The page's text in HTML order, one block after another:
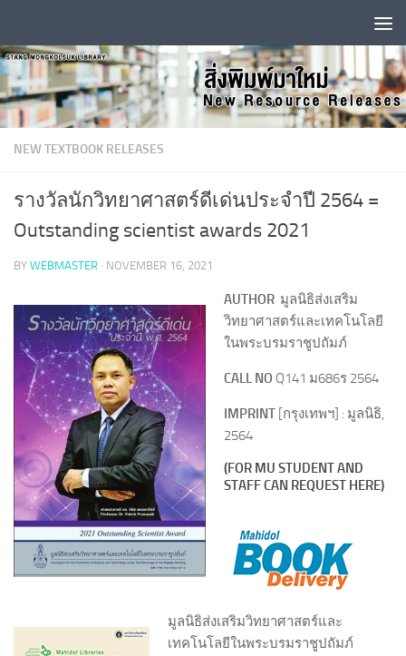
NEW TEXTBOOK RELEASES
รางวัลนักวิทยาศาสตร์ดีเด่นประจำปี 2564 =
Outstanding scientist awards 2021
BY WEBMASTER · NOVEMBER 16, 2021
AUTHOR มูลนิธิส่งเสริม
วิทยาศาสตร์และเทคโนโลยี
ในพระบรมราชูปถัมภ์
CALL NO Q141 ม686ร 2564
IMPRINT [กรุงเทพฯ] : มูลนิธิ,
2564
(FOR MU STUDENT AND
STAFF CAN REQUEST HERE)
มูลนิธิส่งเสริมวิทยาศาสตร์และ
เทคโนโลยีในพระบรมราชูปถัมภ์